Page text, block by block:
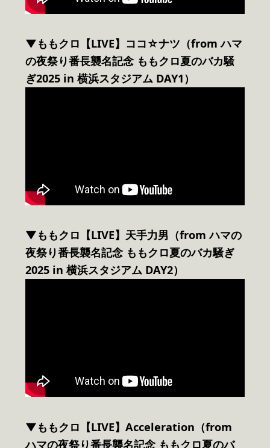
▼ももクロ【LIVE】ココ☆ナツ（from ハマ
の夜祭り番長襲名記念 ももクロ夏のバカ騒
ぎ2025 in 横浜スタジアム DAY1）
▼ももクロ【LIVE】天手力男（from ハマの
夜祭り番長襲名記念 ももクロ夏のバカ騒ぎ
2025 in 横浜スタジアム DAY2）
▼ももクロ【LIVE】Acceleration（from
ハマの夜祭り番長襲名記念 ももクロ夏のバ